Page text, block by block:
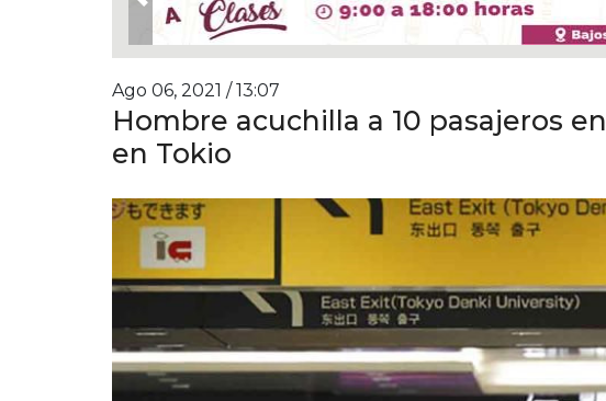
Previous
Ago 06, 2021 / 13:07
Hombre acuchilla a 10 pasajeros
en Tokio